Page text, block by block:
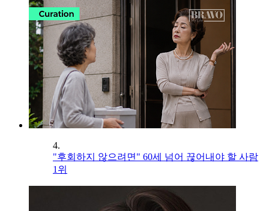
4.
"후회하지 않으려면" 60세 넘어 끊어내야 할 사람
1위